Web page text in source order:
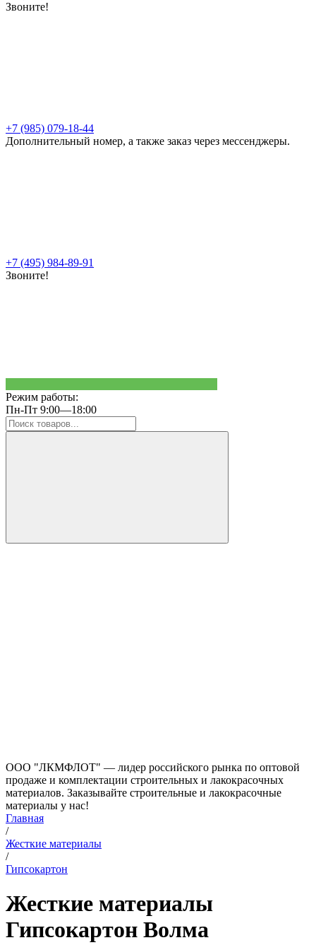
Звоните!
+7 (985) 079-18-44
Дополнительный номер, а также заказ через мессенджеры.
+7 (495) 984-89-91
Звоните!
Режим работы:
Пн-Пт 9:00—18:00
ООО "ЛКМФЛОТ" — лидер российского рынка по оптовой
продаже и комплектации строительных и лакокрасочных
материалов. Заказывайте строительные и лакокрасочные
материалы у нас!
Главная
/
Жесткие материалы
/
Гипсокартон
Жесткие материалы
Гипсокартон Волма